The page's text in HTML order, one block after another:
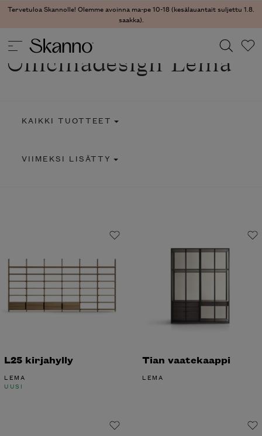
Tervetuloa Skannolle! Olemme avoinna ma-pe 10-18 (kesälauantait suljettu 1.8.
saakka).
Officinadesign Lema
KAIKKI TUOTTEET
VIIMEKSI LISÄTTY
L25 kirjahylly
LEMA
UUSI
Tian vaatekaappi
LEMA